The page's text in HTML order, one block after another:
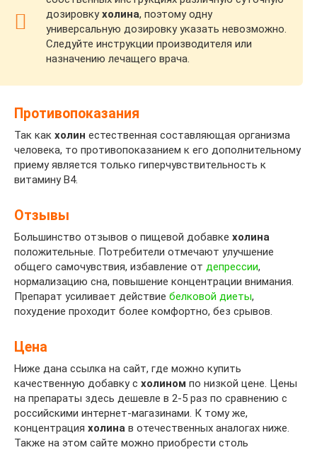
дозировкухолина, поэтому одну
универсальную дозировку указать невозможно.
Следуйте инструкции производителя или
назначению лечащего врача.
Противопоказания
Так как холин естественная составляющая организма
человека, то противопоказанием к его дополнительному
приему является только гиперчувствительность к
витамину В4.
Отзывы
Большинство отзывов о пищевой добавке холина
положительные. Потребители отмечают улучшение
общего самочувствия, избавление от депрессии,
нормализацию сна, повышение концентрации внимания.
Препарат усиливает действие белковой диеты,
похудение проходит более комфортно, без срывов.
Цена
Ниже дана ссылка на сайт, где можно купить
качественную добавку с холином по низкой цене. Цены
на препараты здесь дешевле в 2-5 раз по сравнению с
российскими интернет-магазинами. К тому же,
концентрация холина в отечественных аналогах ниже.
Также на этом сайте можно приобрести столь